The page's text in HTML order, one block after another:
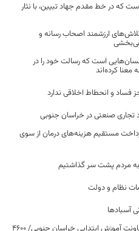
که در خط مقدم جهاد تبیین، با نثار
ارزشمند اصحاب رسانه و
است که رسالت خود را در
کرده‌اند
فساد و انحطاط اخلاقی ندارد
تجاری صنعتی در خراسان جنوبی
مستقیم هزینه‌های درمان از سوی
به مردم پشت سر گذاشتیم
نظام و دولت
آسبادها